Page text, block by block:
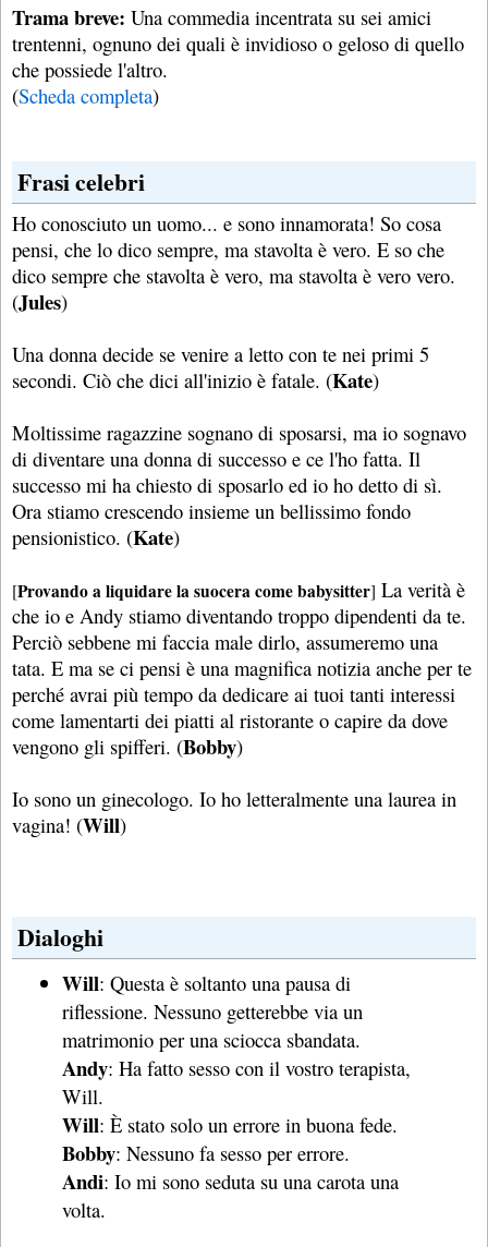
Trama breve: Una commedia incentrata su sei amici
trentenni, ognuno dei quali è invidioso o geloso di quello
che possiede l'altro.
(Scheda completa)
Frasi celebri
Ho conosciuto un uomo... e sono innamorata! So cosa
pensi, che lo dico sempre, ma stavolta è vero. E so che
dico sempre che stavolta è vero, ma stavolta è vero vero.
(Jules)
Una donna decide se venire a letto con te nei primi 5
secondi. Ciò che dici all'inizio è fatale. (Kate)
Moltissime ragazzine sognano di sposarsi, ma io sognavo
di diventare una donna di successo e ce l'ho fatta. Il
successo mi ha chiesto di sposarlo ed io ho detto di sì.
Ora stiamo crescendo insieme un bellissimo fondo
pensionistico. (Kate)
[Provando a liquidare la suocera come babysitter] La verità è
che io e Andy stiamo diventando troppo dipendenti da te.
Perciò sebbene mi faccia male dirlo, assumeremo una
tata. E ma se ci pensi è una magnifica notizia anche per te
perché avrai più tempo da dedicare ai tuoi tanti interessi
come lamentarti dei piatti al ristorante o capire da dove
vengono gli spifferi. (Bobby)
Io sono un ginecologo. Io ho letteralmente una laurea in
vagina! (Will)
Dialoghi
Will: Questa è soltanto una pausa di
riflessione. Nessuno getterebbe via un
matrimonio per una sciocca sbandata.
Andy: Ha fatto sesso con il vostro terapista,
Will.
Will: È stato solo un errore in buona fede.
Bobby: Nessuno fa sesso per errore.
Andi: Io mi sono seduta su una carota una
volta.